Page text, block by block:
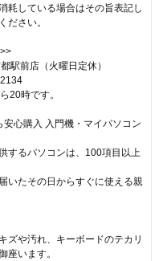
耗している場合はその旨表記し
ださい。
駅前店（火曜日定休）
20時です。
心購入 入門機・マイパソコン
するパソコンは、100項目以上
いたその日からすぐに使える親
ズや汚れ、キーボードのテカリ
座います。